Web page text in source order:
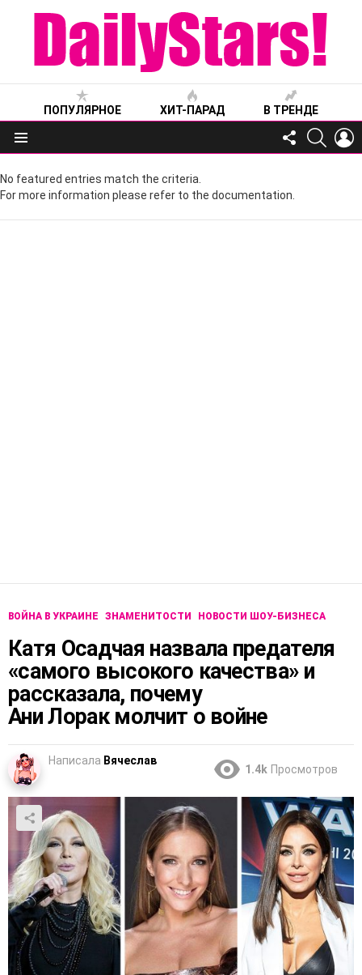
ПОПУЛЯРНОЕ ХИТ-ПАРАД В ТРЕНДЕ
Меню
FOLLOW
US
No featured entries match the criteria.
For more information please refer to the documentation.
ВОЙНА В УКРАИНЕ ЗНАМЕНИТОСТИ НОВОСТИ ШОУ-БИЗНЕСА
Катя Осадчая назвала предателя
«самого высокого качества» и
рассказала, почему
Ани Лорак молчит о войне
Написала Вячеслав
1.4k Просмотров